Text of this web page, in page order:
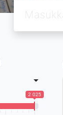
2 025